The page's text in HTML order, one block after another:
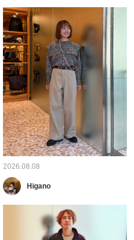
2026.08.08
Higano